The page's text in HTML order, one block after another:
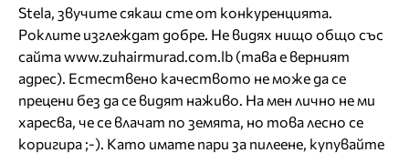
Stela, звучите сякаш сте от конкуренцията.
Роклите изглеждат добре. Не видях нищо общо със
сайта www.zuhairmurad.com.lb (тава е верният
адрес). Естествено качеството не може да се
прецени без да се видят наживо. На мен лично не ми
харесва, че се влачат по земята, но това лесно се
коригира ;-). Като имате пари за пилеене, купувайте